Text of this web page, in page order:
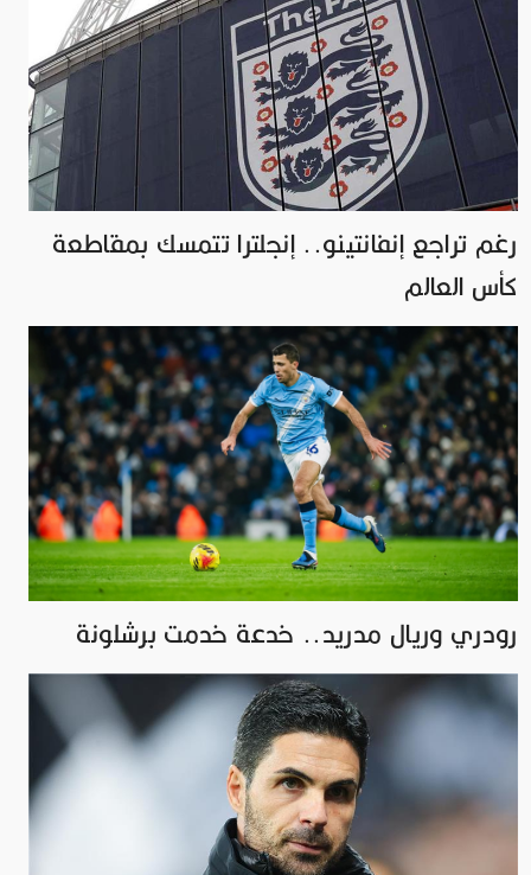
رغم تراجع إنفانتينو.. إنجلترا تتمسك بمقاطعة
كأس العالم
رودري وريال مدريد.. خدعة خدمت برشلونة